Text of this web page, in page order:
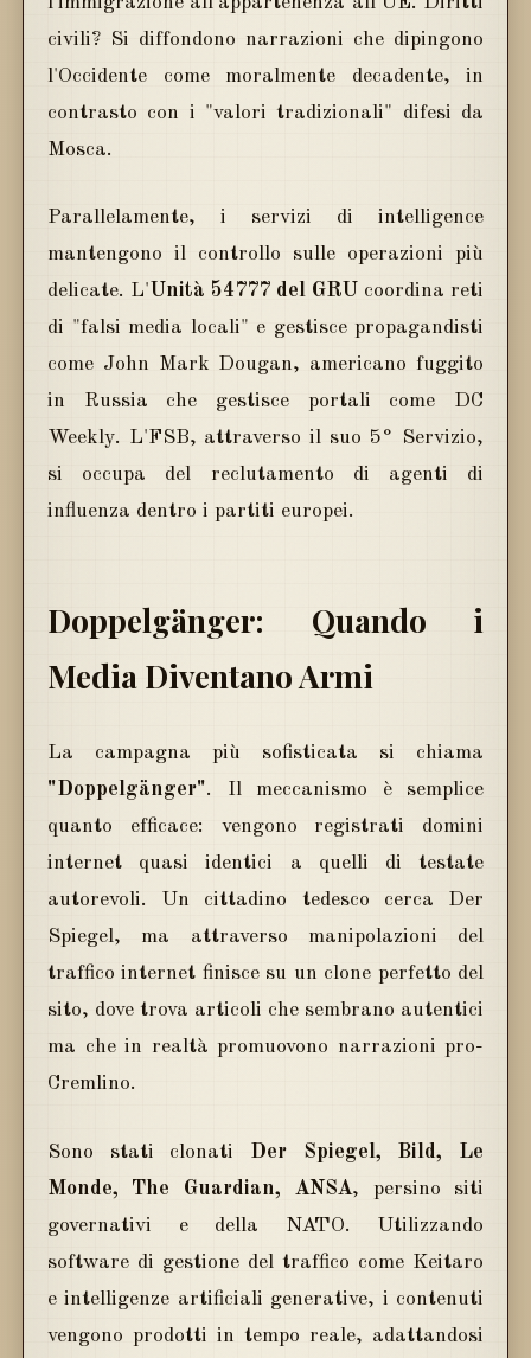
civili? Si diffondono narrazioni che dipingono
l'Occidente come moralmente decadente, in
contrasto con i "valori tradizionali" difesi da
Mosca.
Parallelamente, i servizi di intelligence
mantengono il controllo sulle operazioni più
delicate. L' Unità 54777 del GRU coordina reti
di "falsi media locali" e gestisce propagandisti
come John Mark Dougan, americano fuggito
in Russia che gestisce portali come DC
Weekly. L'FSB, attraverso il suo 5° Servizio,
si occupa del reclutamento di agenti di
influenza dentro i partiti europei.
Doppelgänger: Quando i
Media Diventano Armi
La campagna più sofisticata si chiama
"Doppelgänger". Il meccanismo è semplice
quanto efficace: vengono registrati domini
internet quasi identici a quelli di testate
autorevoli. Un cittadino tedesco cerca Der
Spiegel, ma attraverso manipolazioni del
traffico internet finisce su un clone perfetto del
sito, dove trova articoli che sembrano autentici
ma che in realtà promuovono narrazioni pro-
Cremlino.
Sono stati clonati Der Spiegel, Bild, Le
Monde, The Guardian, ANSA, persino siti
governativi e della NATO. Utilizzando
software di gestione del traffico come Keitaro
e intelligenze artificiali generative, i contenuti
vengono prodotti in tempo reale, adattandosi